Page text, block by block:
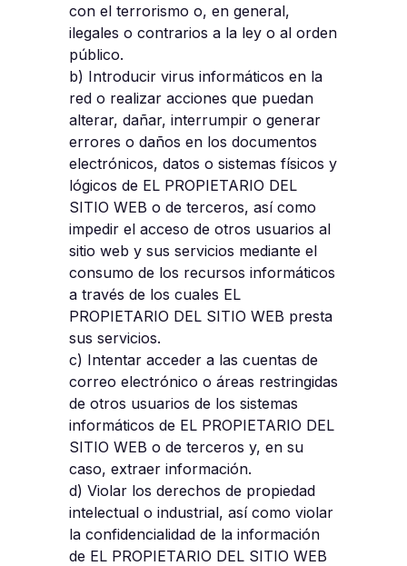
con el terrorismo o, en general,
ilegales o contrarios a la ley o al orden
público.
b) Introducir virus informáticos en la
red o realizar acciones que puedan
alterar, dañar, interrumpir o generar
errores o daños en los documentos
electrónicos, datos o sistemas físicos y
lógicos de EL PROPIETARIO DEL
SITIO WEB o de terceros, así como
impedir el acceso de otros usuarios al
sitio web y sus servicios mediante el
consumo de los recursos informáticos
a través de los cuales EL
PROPIETARIO DEL SITIO WEB presta
sus servicios.
c) Intentar acceder a las cuentas de
correo electrónico o áreas restringidas
de otros usuarios de los sistemas
informáticos de EL PROPIETARIO DEL
SITIO WEB o de terceros y, en su
caso, extraer información.
d) Violar los derechos de propiedad
intelectual o industrial, así como violar
la confidencialidad de la información
de EL PROPIETARIO DEL SITIO WEB